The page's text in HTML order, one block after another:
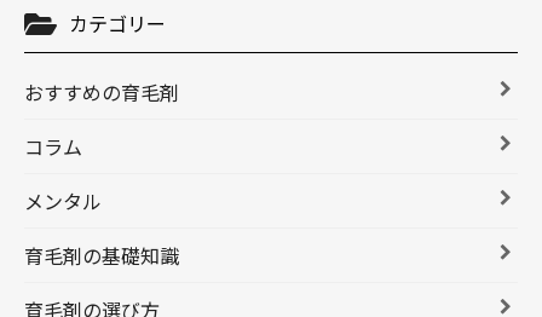
カテゴリー
おすすめの育毛剤
コラム
メンタル
育毛剤の基礎知識
育毛剤の選び方